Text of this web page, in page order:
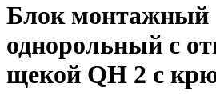
Блок монтажный
однорольный с
щекой QH 2 с